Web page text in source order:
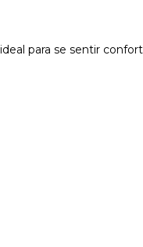
para se sentir